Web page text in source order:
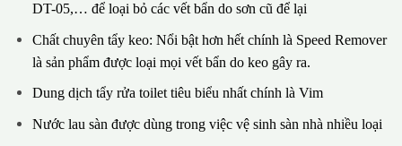
DT-05,… để loại bỏ các vết bẩn do sơn cũ để lại
Chất chuyên tẩy keo: Nổi bật hơn hết chính là Speed Remover
là sản phẩm được loại mọi vết bẩn do keo gây ra.
Dung dịch tẩy rửa toilet tiêu biểu nhất chính là Vim
Nước lau sàn được dùng trong việc vệ sinh sàn nhà nhiều loại